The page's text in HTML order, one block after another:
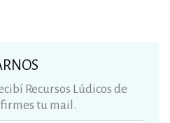
Recursos Lúdicos de
tu mail.